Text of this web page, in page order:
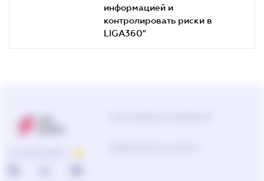
информацией и
контролировать риски в
LIGA360"